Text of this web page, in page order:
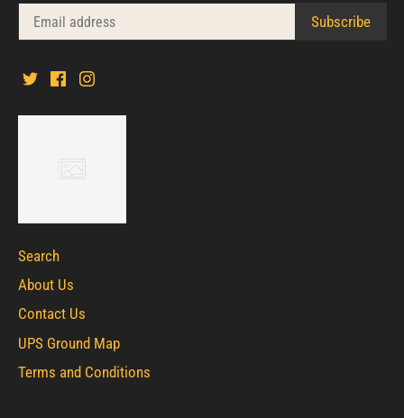
Search
About Us
Contact Us
UPS Ground Map
Terms and Conditions